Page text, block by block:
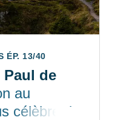
ÉP. 13/40
de
au
célèbre de